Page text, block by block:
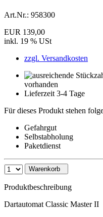
Art.Nr.: 958300
EUR 139,00
inkl. 19 % USt
zzgl. Versandkosten
vorhanden
Lieferzeit 3-4 Tage
Für dieses Produkt stehen
Gefahrgut
Selbstabholung
Paketdienst
Warenkorb
Produktbeschreibung
Dartautomat Classic Master II